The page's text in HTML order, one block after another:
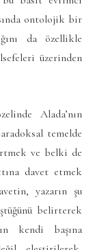
ontolojik bir
da özellikle
üzerinden
Alada’nın
temelde
ve belki de
davet etmek
yazarın şu
belirterek
kendi başına